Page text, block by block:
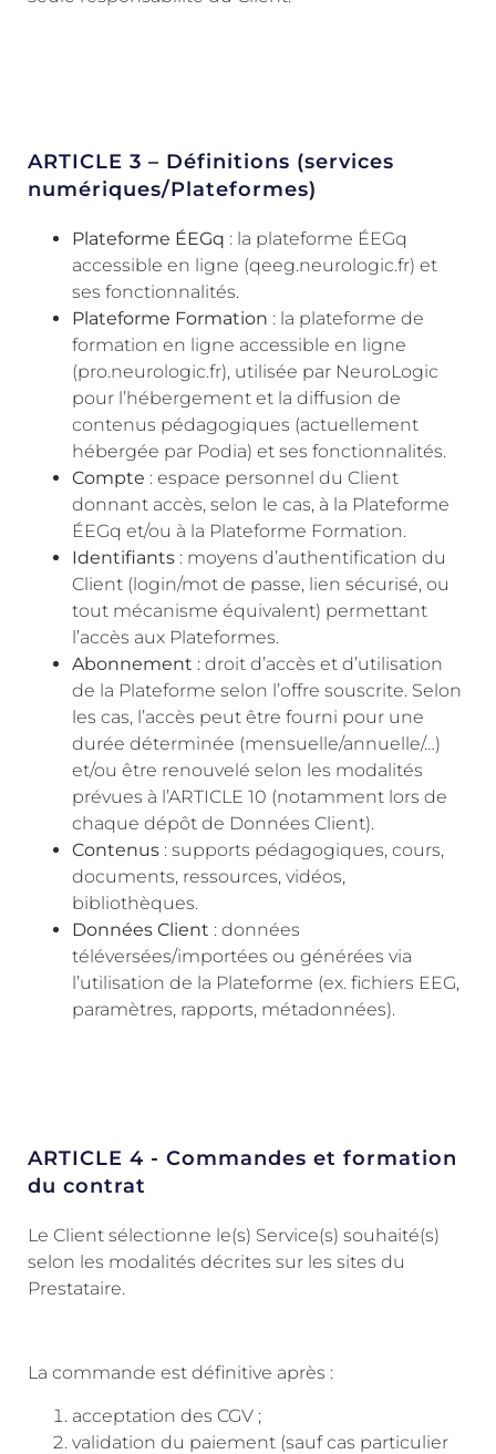
ARTICLE 3 – Définitions (services
numériques/Plateformes)
Plateforme ÉEGq : la plateforme ÉEGq
accessible en ligne (qeeg.neurologic.fr) et
ses fonctionnalités.
Plateforme Formation : la plateforme de
formation en ligne accessible en ligne
(pro.neurologic.fr), utilisée par NeuroLogic
pour l’hébergement et la diffusion de
contenus pédagogiques (actuellement
hébergée par Podia) et ses fonctionnalités.
Compte : espace personnel du Client
donnant accès, selon le cas, à la Plateforme
ÉEGq et/ou à la Plateforme Formation.
Identifiants : moyens d’authentification du
Client (login/mot de passe, lien sécurisé, ou
tout mécanisme équivalent) permettant
l’accès aux Plateformes.
Abonnement : droit d’accès et d’utilisation
de la Plateforme selon l’offre souscrite. Selon
les cas, l’accès peut être fourni pour une
durée déterminée (mensuelle/annuelle/…)
et/ou être renouvelé selon les modalités
prévues à l’ARTICLE 10 (notamment lors de
chaque dépôt de Données Client).
Contenus : supports pédagogiques, cours,
documents, ressources, vidéos,
bibliothèques.
Données Client : données
téléversées/importées ou générées via
l’utilisation de la Plateforme (ex. fichiers EEG,
paramètres, rapports, métadonnées).
ARTICLE 4 - Commandes et formation
du contrat
Le Client sélectionne le(s) Service(s) souhaité(s)
selon les modalités décrites sur les sites du
Prestataire.
La commande est définitive après :
acceptation des CGV ;
validation du paiement (sauf cas particulier